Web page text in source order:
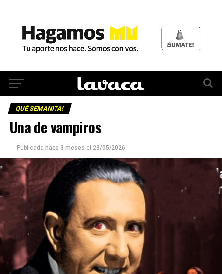
QUÉ SEMANITA!
Una de vampiros
Publicada hace 3 meses el 23/05/2026